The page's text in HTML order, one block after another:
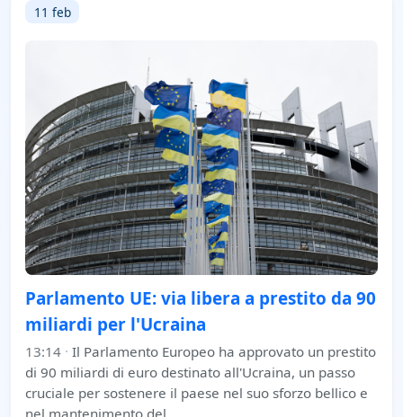
11 feb
Parlamento UE: via libera a prestito da 90
miliardi per l'Ucraina
13:14 · Il Parlamento Europeo ha approvato un prestito
di 90 miliardi di euro destinato all'Ucraina, un passo
cruciale per sostenere il paese nel suo sforzo bellico e